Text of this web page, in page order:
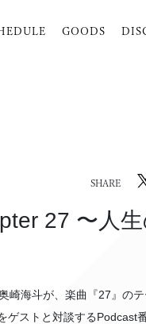
GOODS
SHARE
27 〜⼈
崎海⽃が、楽曲『27』の
ゲストと対談するPodcast